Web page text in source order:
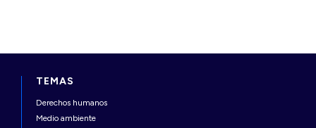
TEMAS
Derechos humanos
Medio ambiente